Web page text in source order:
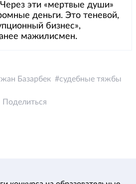
эти «мертвые души»
деньги. Это теневой,
бизнес»,
мажилисмен.
Базарбек судебные тяжбы
Поделиться